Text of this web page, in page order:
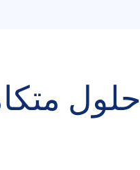
حلول